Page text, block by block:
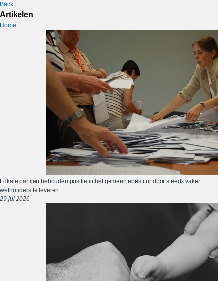
Back
Artikelen
Home
Lokale partijen behouden positie in het gemeentebestuur door steeds vaker
wethouders te leveren
29 jul 2026